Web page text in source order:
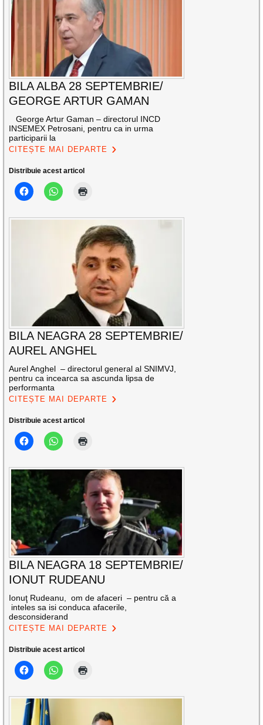
BILA ALBA 28 SEPTEMBRIE/
GEORGE ARTUR GAMAN
George Artur Gaman – directorul INCD
INSEMEX Petrosani, pentru ca in urma
participarii la
CITEȘTE MAI DEPARTE
Distribuie acest articol
BILA NEAGRA 28 SEPTEMBRIE/
AUREL ANGHEL
Aurel Anghel – directorul general al SNIMVJ,
pentru ca incearca sa ascunda lipsa de
performanta
CITEȘTE MAI DEPARTE
Distribuie acest articol
BILA NEAGRA 18 SEPTEMBRIE/
IONUT RUDEANU
Ionuţ Rudeanu, om de afaceri – pentru că a
inteles sa isi conduca afacerile,
desconsiderand
CITEȘTE MAI DEPARTE
Distribuie acest articol